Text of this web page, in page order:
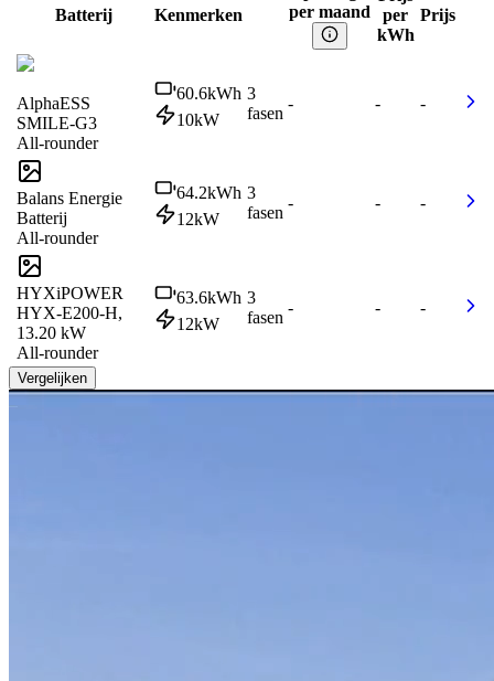
Batterij Kenmerken
per maand
per
kWh
Prijs
AlphaESS
SMILE-G3
All-rounder
60.6kWh
10kW
3
fasen
- - -
Balans Energie
Batterij
All-rounder
64.2kWh
12kW
3
fasen
- - -
HYXiPOWER
HYX-E200-H,
13.20 kW
All-rounder
63.6kWh
12kW
3
fasen
- - -
Vergelijken